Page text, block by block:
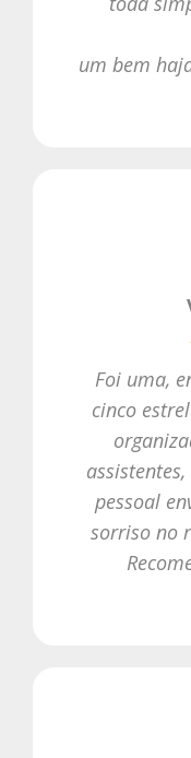
um bem
Foi uma,
cinco
pessoal
sorriso no